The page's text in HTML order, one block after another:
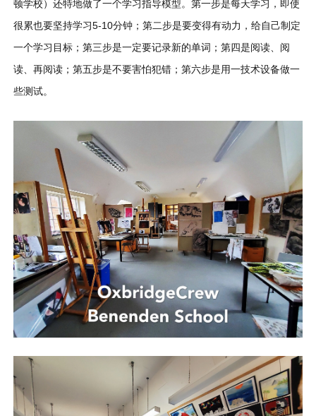
顿学校）还特地做了一个学习指导模型。第一步是每天学习，即使
很累也要坚持学习5-10分钟；第二步是要变得有动力，给自己制定
一个学习目标；第三步是一定要记录新的单词；第四是阅读、阅
读、再阅读；第五步是不要害怕犯错；第六步是用一技术设备做一
些测试。